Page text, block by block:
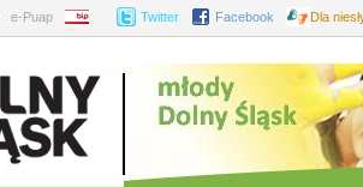
e-Puap BIP Twitter Facebook Dla